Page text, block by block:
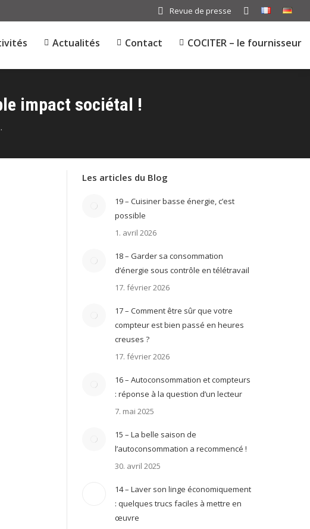
Revue de presse Search:
Actualités Contact COCITER – le fournisseur
impact sociétal !
Les articles du Blog
19 – Cuisiner basse énergie, c’est
possible
1. avril 2026
18 – Garder sa consommation
d’énergie sous contrôle en télétravail
17. février 2026
17 – Comment être sûr que votre
compteur est bien passé en heures
creuses ?
17. février 2026
16 – Autoconsommation et compteurs
: réponse à la question d’un lecteur
7. mai 2025
15 – La belle saison de
l’autoconsommation a recommencé !
30. avril 2025
14 – Laver son linge économiquement
: quelques trucs faciles à mettre en
œuvre